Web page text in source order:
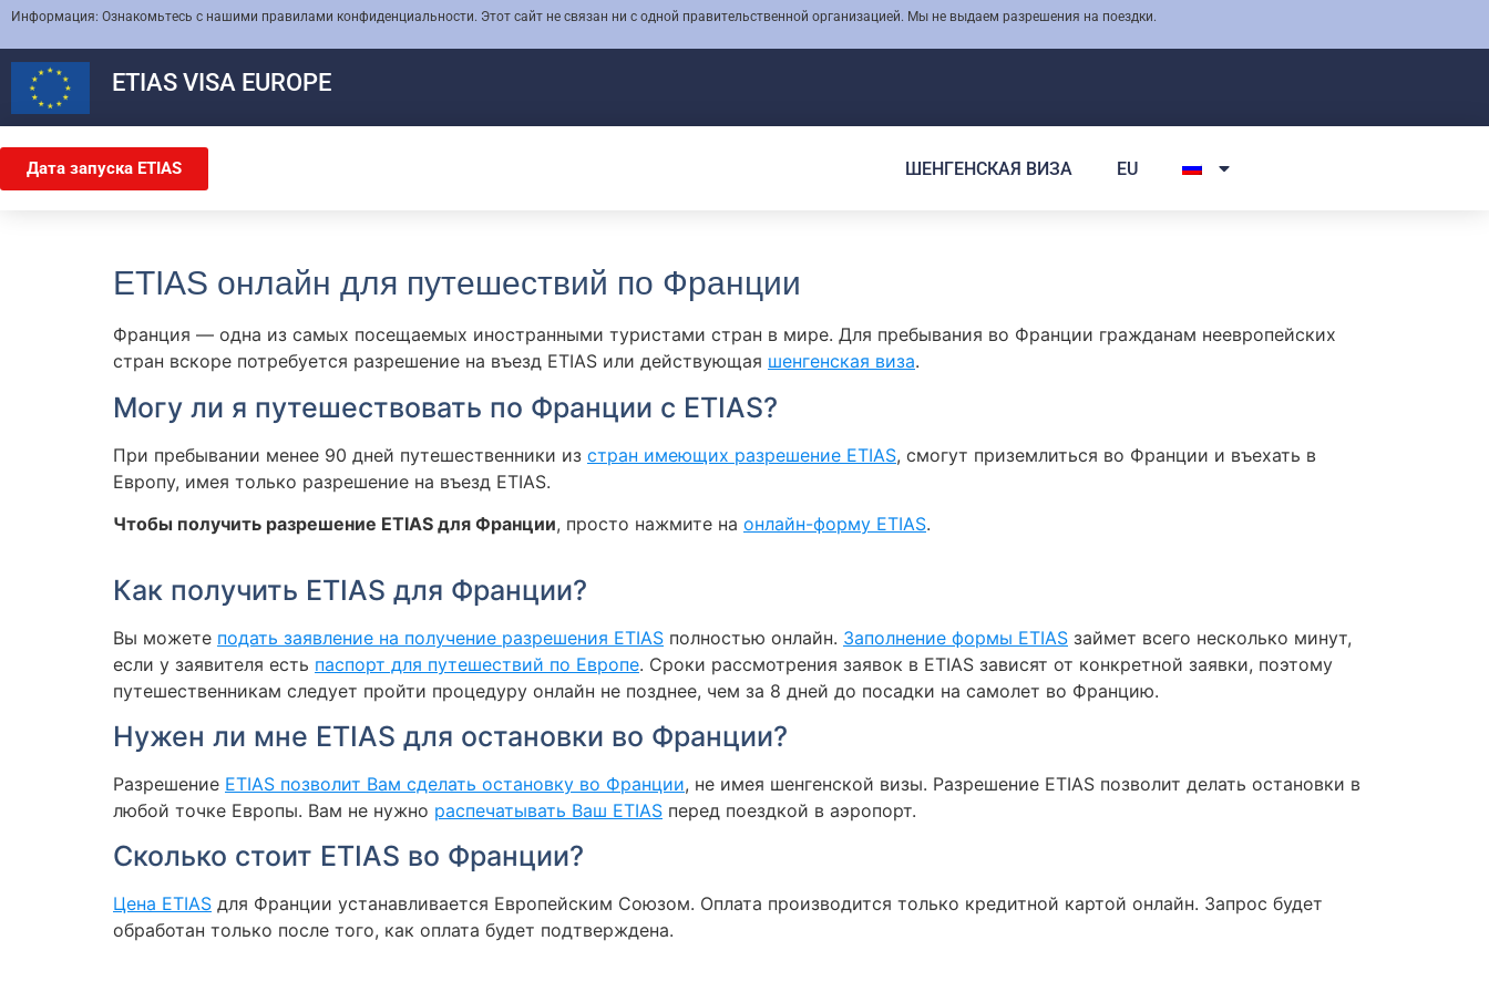
Информация: Ознакомьтесь с нашими правилами конфиденциальности. Этот сайт не связан ни с одной правительственной организацией. Мы не выдаем разрешения на поездки.
ETIAS VISA EUROPE
Дата запуска ETIAS ШЕНГЕНСКАЯ ВИЗА EU
ETIAS онлайн для путешествий по Франции
Франция — одна из самых посещаемых иностранными туристами стран в мире. Для пребывания во Франции гражданам неевропейских
стран вскоре потребуется разрешение на въезд ETIAS или действующая шенгенская виза.
Могу ли я путешествовать по Франции с ETIAS?
При пребывании менее 90 дней путешественники из стран имеющих разрешение ETIAS, смогут приземлиться во Франции и въехать в
Европу, имея только разрешение на въезд ETIAS.
Чтобы получить разрешение ETIAS для Франции, просто нажмите на онлайн-форму ETIAS.
Как получить ETIAS для Франции?
Вы можете подать заявление на получение разрешения ETIAS полностью онлайн. Заполнение формы ETIAS займет всего несколько минут,
если у заявителя есть паспорт для путешествий по Европе. Сроки рассмотрения заявок в ETIAS зависят от конкретной заявки, поэтому
путешественникам следует пройти процедуру онлайн не позднее, чем за 8 дней до посадки на самолет во Францию.
Нужен ли мне ETIAS для остановки во Франции?
Разрешение ETIAS позволит Вам сделать остановку во Франции, не имея шенгенской визы. Разрешение ETIAS позволит делать остановки в
любой точке Европы. Вам не нужно распечатывать Ваш ETIAS перед поездкой в аэропорт.
Сколько стоит ETIAS во Франции?
Цена ETIAS для Франции устанавливается Европейским Союзом. Оплата производится только кредитной картой онлайн. Запрос будет
обработан только после того, как оплата будет подтверждена.